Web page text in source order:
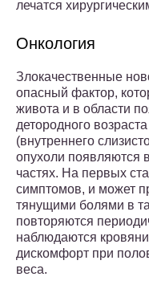
лечатся
Онкология
Злокачественные
опасный фактор,
живота и в области
детородного
(внутреннего
опухоли появляются
частях. На первых
симптомов, и может
тянущими болями в
повторяются
наблюдаются
дискомфорт при
веса.